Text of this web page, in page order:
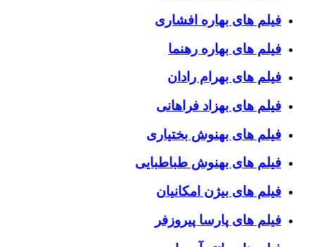
فیلم های بهاره افشاری
فیلم های بهاره رهنما
فیلم های بهرام رادان
فیلم های بهزاد فراهانی
فیلم های بهنوش بختیاری
فیلم های بهنوش طباطبایی
فیلم های بیژن امکانیان
فیلم های پارسا پیروزفر